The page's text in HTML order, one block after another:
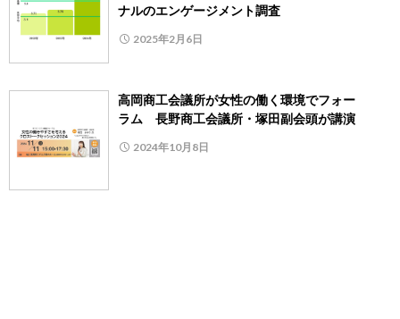
ナルのエンゲージメント調査
2025年2月6日
高岡商工会議所が女性の働く環境でフォー
ラム 長野商工会議所・塚田副会頭が講演
2024年10月8日